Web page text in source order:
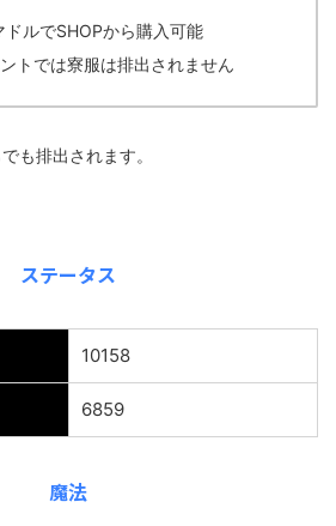
ルでSHOPから購入可能
トでは寮服は排出されません
も排出されます。
ステータス
10158
6859
魔法